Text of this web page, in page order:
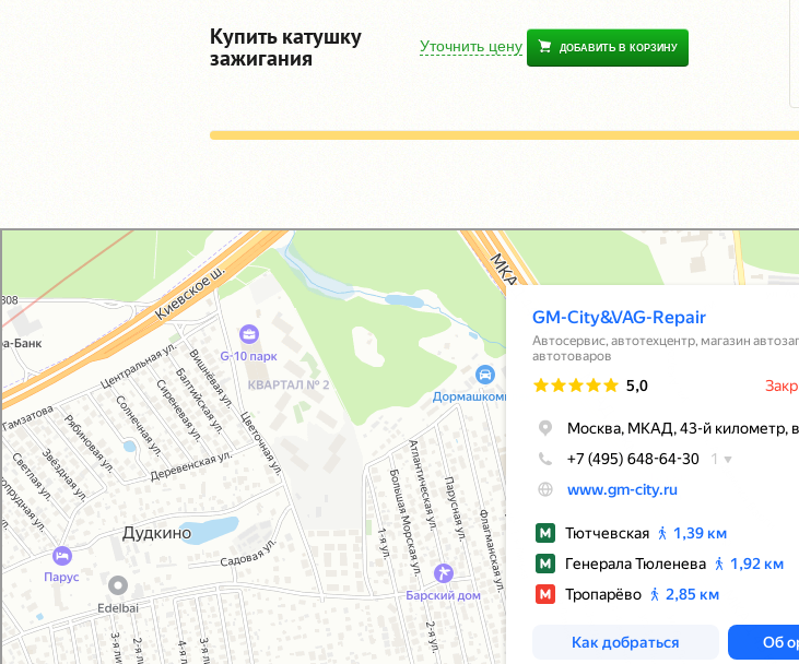
Купить катушку
зажигания Уточнить цену ДОБАВИТЬ В КОРЗИНУ
GM-City&VAG-Repair
Автосервис, автотехцентр в Москве
Магазин автозапчастей и автотоваров в Москве